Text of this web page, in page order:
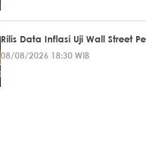
Rilis Data Inflasi Uji Wall Street
08/08/2026 18:30 WIB